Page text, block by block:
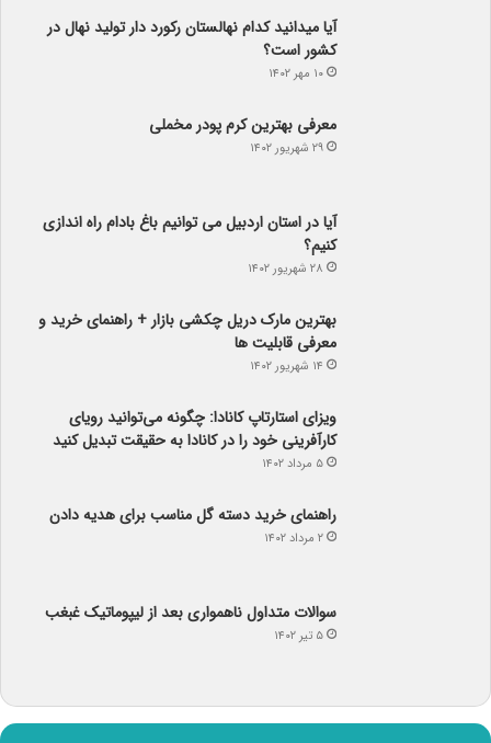
آیا می­دانید کدام نهالستان رکورد دار تولید نهال­ در
کشور است؟
۱۰ مهر ۱۴۰۲
معرفی بهترین کرم پودر مخملی
۲۹ شهریور ۱۴۰۲
آیا در استان اردبیل می توانیم باغ بادام راه اندازی
کنیم؟
۲۸ شهریور ۱۴۰۲
بهترین مارک دریل چکشی بازار + راهنمای خرید و
معرفی قابلیت ها
۱۴ شهریور ۱۴۰۲
ویزای استارتاپ کانادا: چگونه می‌توانید رویای
کارآفرینی خود را در کانادا به حقیقت تبدیل کنید
۵ مرداد ۱۴۰۲
راهنمای خرید دسته گل مناسب برای هدیه دادن
۲ مرداد ۱۴۰۲
سوالات متداول ناهمواری بعد از لیپوماتیک غبغب
۵ تیر ۱۴۰۲